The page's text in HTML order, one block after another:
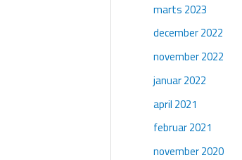
marts 2023
december 2022
november 2022
januar 2022
april 2021
februar 2021
november 2020